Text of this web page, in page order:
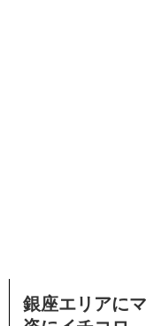
銀座エリアに